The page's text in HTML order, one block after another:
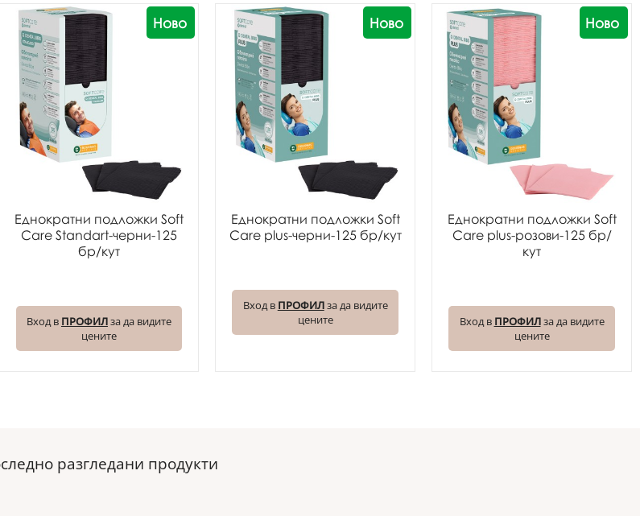
Ново
Еднократни подложки Soft
Care Standart-черни-125
бр/кут
Вход в ПРОФИЛза да видите
цените
Ново
Еднократни подложки Soft
Care plus-черни-125 бр/кут
Вход в ПРОФИЛза да видите
цените
Ново
Еднократни подложки Soft
Care plus-розови-125 бр/
кут
Вход в ПРОФИЛза да видите
цените
разгледани продукти